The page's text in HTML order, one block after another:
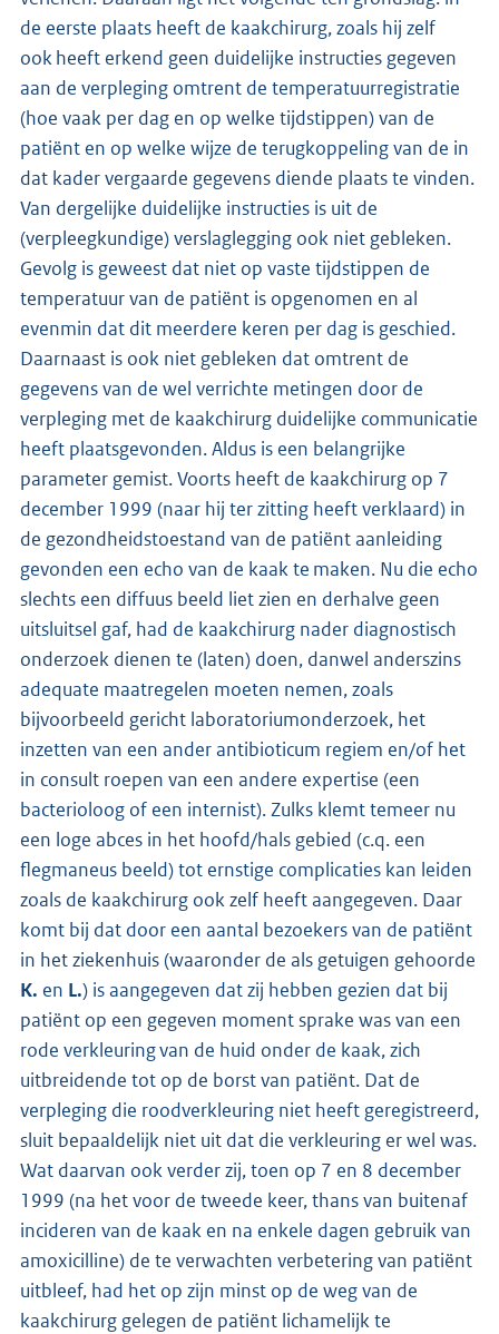
de eerste plaats heeft de kaakchirurg, zoals hij zelf
ook heeft erkend geen duidelijke instructies gegeven
aan de verpleging omtrent de temperatuurregistratie
(hoe vaak per dag en op welke tijdstippen) van de
patiënt en op welke wijze de terugkoppeling van de in
dat kader vergaarde gegevens diende plaats te vinden.
Van dergelijke duidelijke instructies is uit de
(verpleegkundige) verslaglegging ook niet gebleken.
Gevolg is geweest dat niet op vaste tijdstippen de
temperatuur van de patiënt is opgenomen en al
evenmin dat dit meerdere keren per dag is geschied.
Daarnaast is ook niet gebleken dat omtrent de
gegevens van de wel verrichte metingen door de
verpleging met de kaakchirurg duidelijke communicatie
heeft plaatsgevonden. Aldus is een belangrijke
parameter gemist. Voorts heeft de kaakchirurg op 7
december 1999 (naar hij ter zitting heeft verklaard) in
de gezondheidstoestand van de patiënt aanleiding
gevonden een echo van de kaak te maken. Nu die echo
slechts een diffuus beeld liet zien en derhalve geen
uitsluitsel gaf, had de kaakchirurg nader diagnostisch
onderzoek dienen te (laten) doen, danwel anderszins
adequate maatregelen moeten nemen, zoals
bijvoorbeeld gericht laboratoriumonderzoek, het
inzetten van een ander antibioticum regiem en/of het
in consult roepen van een andere expertise (een
bacterioloog of een internist). Zulks klemt temeer nu
een loge abces in het hoofd/hals gebied (c.q. een
flegmaneus beeld) tot ernstige complicaties kan leiden
zoals de kaakchirurg ook zelf heeft aangegeven. Daar
komt bij dat door een aantal bezoekers van de patiënt
in het ziekenhuis (waaronder de als getuigen gehoorde
K. en L.) is aangegeven dat zij hebben gezien dat bij
patiënt op een gegeven moment sprake was van een
rode verkleuring van de huid onder de kaak, zich
uitbreidende tot op de borst van patiënt. Dat de
verpleging die roodverkleuring niet heeft geregistreerd,
sluit bepaaldelijk niet uit dat die verkleuring er wel was.
Wat daarvan ook verder zij, toen op 7 en 8 december
1999 (na het voor de tweede keer, thans van buitenaf
incideren van de kaak en na enkele dagen gebruik van
amoxicilline) de te verwachten verbetering van patiënt
uitbleef, had het op zijn minst op de weg van de
kaakchirurg gelegen de patiënt lichamelijk te